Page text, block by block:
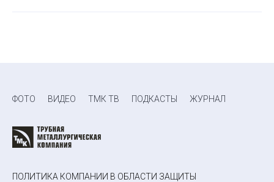
ФОТО ВИДЕО ТМК ТВ ПОДКАСТЫ ЖУРНАЛ
ПОЛИТИКА КОМПАНИИ В ОБЛАСТИ ЗАЩИТЫ